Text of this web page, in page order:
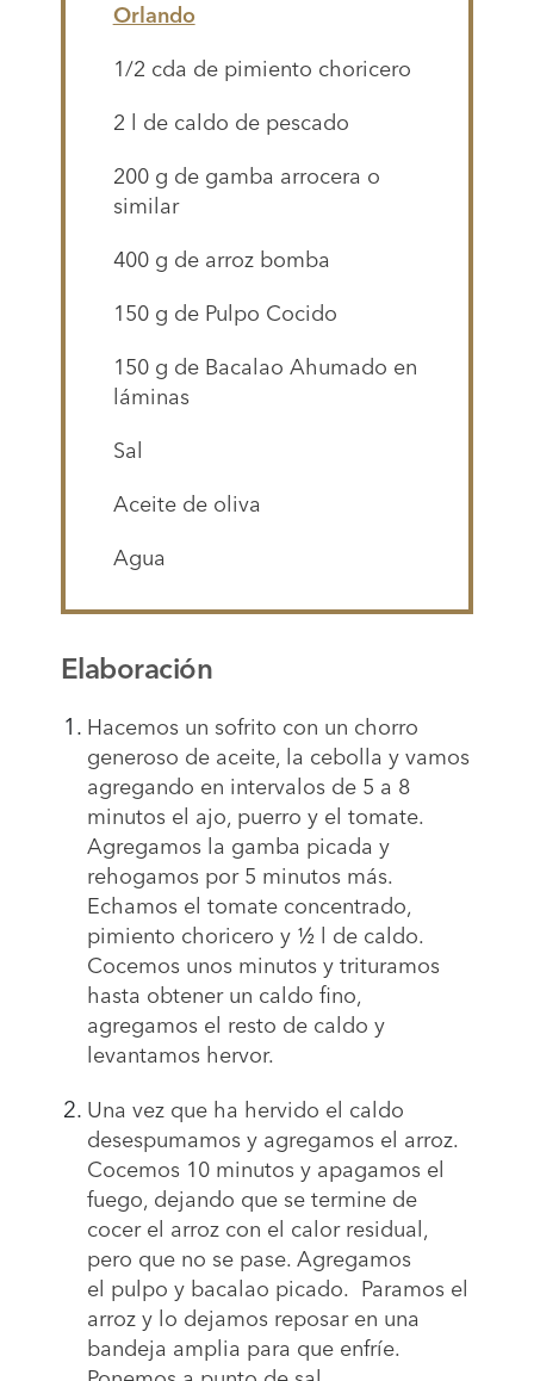
Orlando
1/2 cda de pimiento choricero
2 l de caldo de pescado
200 g de gamba arrocera o
similar
400 g de arroz bomba
150 g de Pulpo Cocido
150 g de Bacalao Ahumado en
láminas
Sal
Aceite de oliva
Agua
Elaboración
Hacemos un sofrito con un chorro
generoso de aceite, la cebolla y vamos
agregando en intervalos de 5 a 8
minutos el ajo, puerro y el tomate.
Agregamos la gamba picada y
rehogamos por 5 minutos más.
Echamos el tomate concentrado,
pimiento choricero y ½ l de caldo.
Cocemos unos minutos y trituramos
hasta obtener un caldo fino,
agregamos el resto de caldo y
levantamos hervor.
Una vez que ha hervido el caldo
desespumamos yagregamos el arroz.
Cocemos 10 minutos y apagamos el
fuego, dejando que se termine de
cocer el arroz con el calor residual,
pero que no se pase. Agregamos
el pulpo y bacalao picado. Paramos el
arroz y lo dejamos reposar en una
bandeja amplia para que enfríe.